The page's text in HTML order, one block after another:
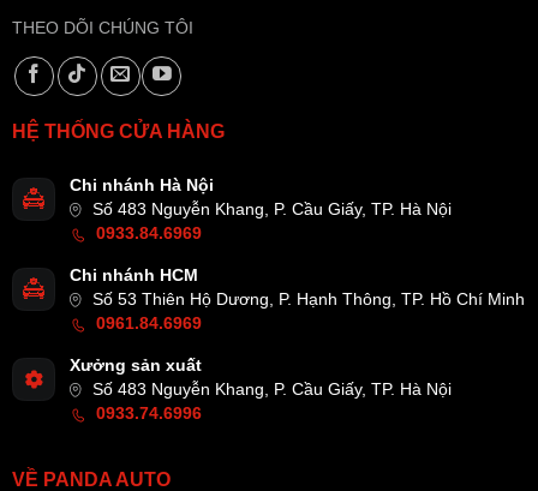
THEO DÕI CHÚNG TÔI
HỆ THỐNG CỬA HÀNG
Chi nhánh Hà Nội
Số 483 Nguyễn Khang, P. Cầu Giấy, TP. Hà Nội
0933.84.6969
Chi nhánh HCM
Số 53 Thiên Hộ Dương, P. Hạnh Thông, TP. Hồ Chí Minh
0961.84.6969
Xưởng sản xuất
Số 483 Nguyễn Khang, P. Cầu Giấy, TP. Hà Nội
0933.74.6996
VỀ PANDA AUTO